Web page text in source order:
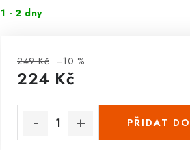
1 - 2 dny
249 Kč –10 %
224 Kč
PŘIDAT